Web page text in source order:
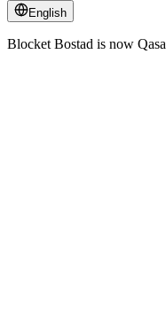
English
Blocket Bostad is now Qasa